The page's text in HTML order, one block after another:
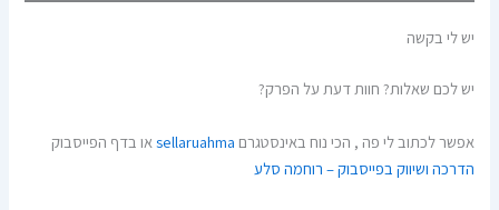
יש לי בקשה
יש לכם שאלות? חוות דעת על הפרק?
אפשר לכתוב לי פה , הכי נוח באינסטגרם sellaruahmaאו בדף הפייסבוק
הדרכה ושיווק בפייסבוק – רוחמה סלע